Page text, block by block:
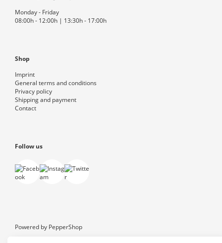
Monday - Friday
08:00h - 12:00h | 13:30h - 17:00h
Shop
Imprint
General terms and conditions
Privacy policy
Shipping and payment
Contact
Follow us
Powered by PepperShop